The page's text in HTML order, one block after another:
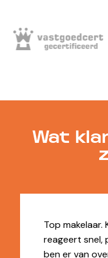
Wat
Top makelaar.
reageert snel,
ben er van